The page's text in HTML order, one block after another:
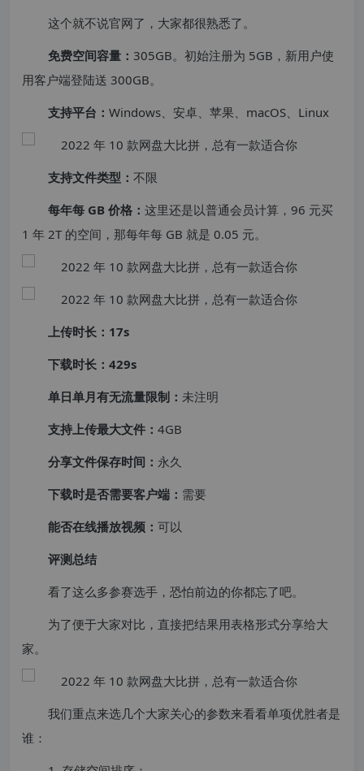
这个就不说官网了，大家都很熟悉了。
免费空间容量： 305GB。初始注册为 5GB，新用户使
用客户端登陆送 300GB。
支持平台： Windows、安卓、苹果、macOS、Linux
支持文件类型： 不限
每年每 GB 价格： 这里还是以普通会员计算，96 元买
1 年 2T 的空间，那每年每 GB 就是 0.05 元。
上传时长：17s
下载时长：429s
单日单月有无流量限制： 未注明
支持上传最大文件： 4GB
分享文件保存时间： 永久
下载时是否需要客户端： 需要
能否在线播放视频： 可以
评测总结
看了这么多参赛选手，恐怕前边的你都忘了吧。
为了便于大家对比，直接把结果用表格形式分享给大
家。
我们重点来选几个大家关心的参数来看看单项优胜者是
谁：